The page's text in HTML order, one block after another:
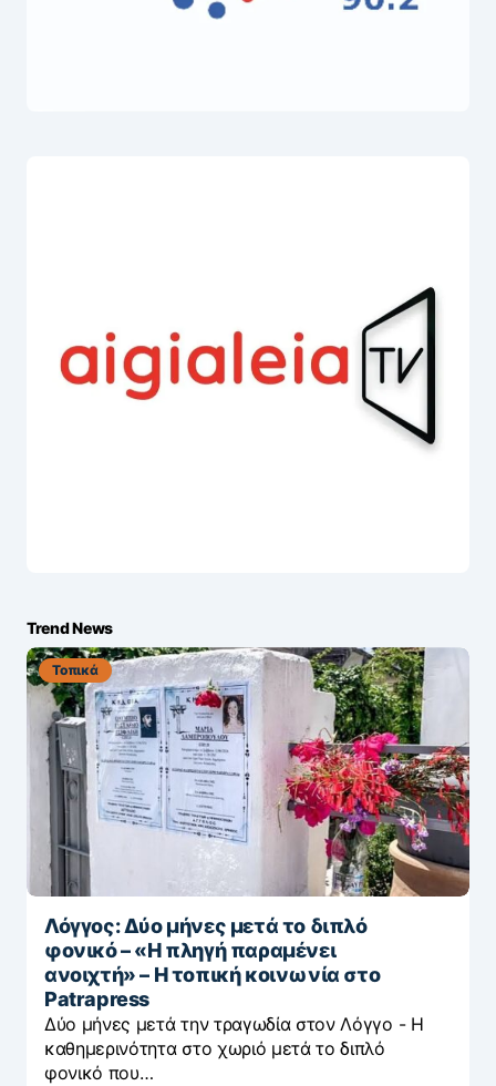
Trend News
Τοπικά
Λόγγος: Δύο μήνες μετά το διπλό
φονικό – «H πληγή παραμένει
ανοιχτή» – Η τοπική κοινωνία στο
Patrapress
Δύο μήνες μετά την τραγωδία στον Λόγγο - H
καθημερινότητα στο χωριό μετά το διπλό
φονικό που…